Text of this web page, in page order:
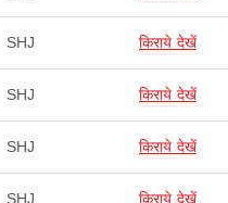
SHJ किराये देखें
SHJ किराये देखें
SHJ किराये देखें
SHJ किराये देखें